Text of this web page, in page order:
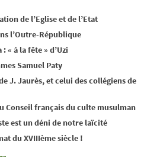
de l’Eglise et de l’Etat
l’Outre-République
: « à la fête » d’Uzi
Samuel Paty
J. Jaurès, et celui des collégiens de
Conseil français du culte musulman
est un déni de notre laïcité
du XVIIIème siècle !